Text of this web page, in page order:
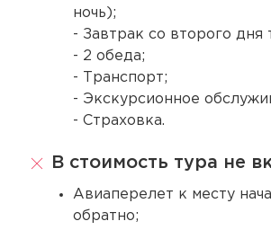
ночь);
- Завтрак со второго дня
- 2 обеда;
- Транспорт;
- Экскурсионное
- Страховка.
В стоимость тура не
Авиаперелет к месту
обратно;